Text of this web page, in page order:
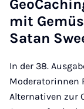
mit
Satan
In der 38.
Moderatorinnen
Alternativen zur